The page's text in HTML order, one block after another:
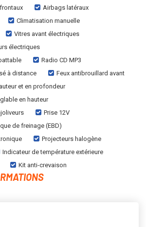
Airbags latéraux
Climatisation manuelle
Vitres avant électriques
électriques
Radio CD MP3
à distance
Feux antibrouillard avant
et en profondeur
en hauteur
Prise 12V
de freinage (EBD)
Projecteurs halogène
Indicateur de température extérieure
Kit anti-crevaison